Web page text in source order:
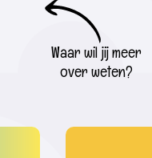
Waar wil jij meer
over weten?